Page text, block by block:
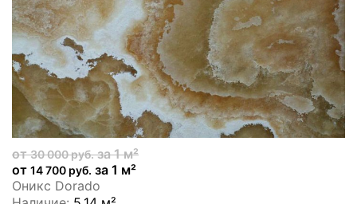
от30 000 руб.за 1 м²
от 14 700 руб. за 1 м²
Оникс Dorado